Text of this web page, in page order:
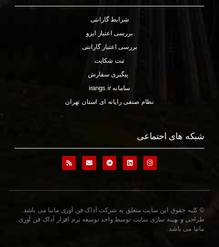
شرایط گارانتی
بررسی اعتبار ایزو
بررسی اعتبار گارانتی
ثبت شکایت
پیگیری سفارش
سامانه irangs.ir
نظام صنفی رایانه ای استان تهران
شبکه های اجتماعی
© کلیه حقوق این سایت متعلق به شرکت آداک فن آوری مانیا می باشد.
طراحی و بهینه سازی سایت توسط واحد توسعه نرم افزار آداک فن آوری
مانیا می باشد.